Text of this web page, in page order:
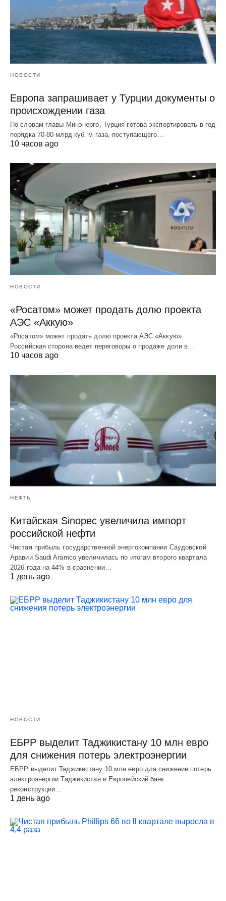
НОВОСТИ
Европа запрашивает у Турции документы о
происхождении газа
По словам главы Минэнерго, Турция готова экспортировать в год
порядка 70-80 млрд куб. м газа, поступающего…
10 часов ago
НОВОСТИ
«Росатом» может продать долю проекта
АЭС «Аккую»
«Росатом» может продать долю проекта АЭС «Аккую»
Российская сторона ведет переговоры о продаже доли в…
10 часов ago
НЕФТЬ
Китайская Sinopec увеличила импорт
российской нефти
Чистая прибыль государственной энергокомпании Саудовской
Аравии Saudi Aramco увеличилась по итогам второго квартала
2026 года на 44% в сравнении…
1 день ago
НОВОСТИ
ЕБРР выделит Таджикистану 10 млн евро
для снижения потерь электроэнергии
ЕБРР выделит Таджикистану 10 млн евро для снижение потерь
электроэнергии Таджикистан и Европейский банк
реконструкции…
1 день ago